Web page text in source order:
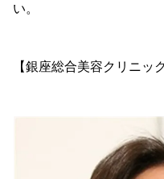
い。
【銀座総合美容クリニッ